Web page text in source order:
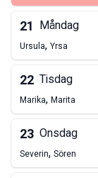
21 Måndag
Ursula, Yrsa
22 Tisdag
Marika, Marita
23 Onsdag
Severin, Sören